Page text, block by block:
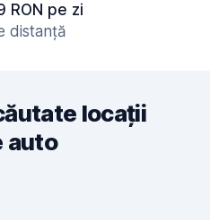
RON pe zi
distanță
locații
auto